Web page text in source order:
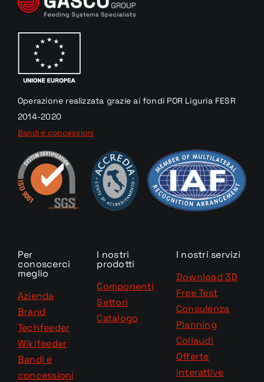
Operazione realizzata grazieai fondi POR Liguria FESR
2014-2020
Bandi e concessioni
Per
conoscerci
meglio
Azienda
Brand
Techfeeder
Wikifeeder
Bandi e
concessioni
I nostri
prodotti
Componenti
Settori
Catalogo
I nostri servizi
Download 3D
Free Test
Consulenza
Planning
Collaudi
Offerte
interattive